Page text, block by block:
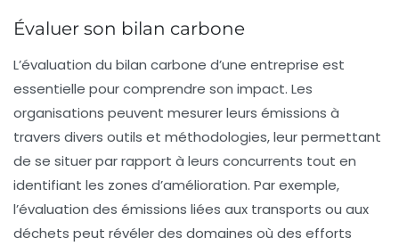
Évaluer son bilan carbone
L’évaluation du bilan carbone d’une entreprise est
essentielle pour comprendre son impact. Les
organisations peuvent mesurer leurs émissions à
travers divers outils et méthodologies, leur permettant
de se situer par rapport à leurs concurrents tout en
identifiant les zones d’amélioration. Par exemple,
l’évaluation des émissions liées aux transports ou aux
déchets peut révéler des domaines où des efforts